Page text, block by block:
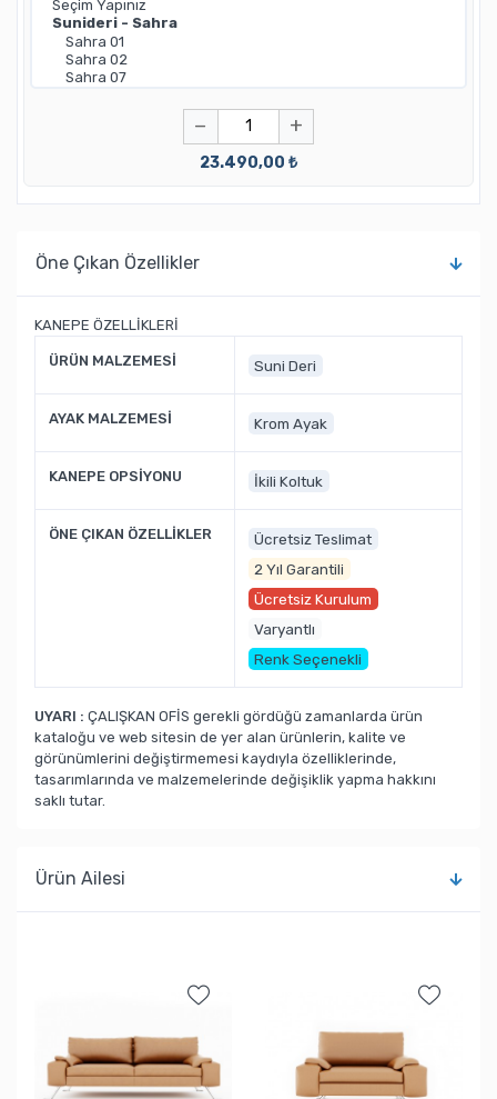
− +
23.490,00 ₺
Öne Çıkan Özellikler
KANEPE ÖZELLİKLERİ
ÜRÜN MALZEMESİ Suni Deri
AYAK MALZEMESİ Krom Ayak
KANEPE OPSİYONU İkili Koltuk
ÖNE ÇIKAN ÖZELLİKLER
Ücretsiz Teslimat
2 Yıl Garantili
Ücretsiz Kurulum
Varyantlı
Renk Seçenekli
UYARI : ÇALIŞKAN OFİS gerekli gördüğü zamanlarda ürün
kataloğu ve web sitesin de yer alan ürünlerin, kalite ve
görünümlerini değiştirmemesi kaydıyla özelliklerinde,
tasarımlarında ve malzemelerinde değişiklik yapma hakkını
saklı tutar.
Ürün Ailesi